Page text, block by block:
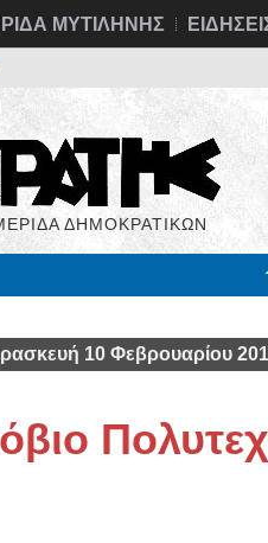
ΜΥΤΙΛΗΝΗΣ
ΔΗΜΟΚΡΑΤΙΚΩΝ
10 Φεβρουαρίου